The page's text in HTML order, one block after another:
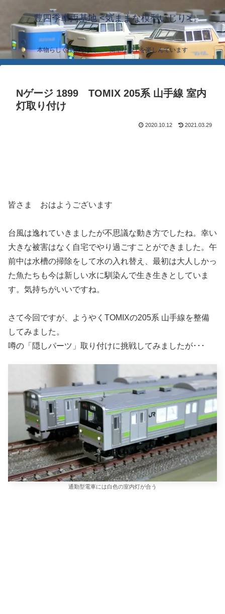
豊四季車両基地 <気ままな模型いじり>
本物らしく模型らしく… 簡単な加工を楽しんでいます
Nゲージ 1899 TOMIX 205系 山手線 室内
灯取り付け
2020.10.12 2021.03.29
皆さま おはようございます
台風は逸れていきましたが不思議な動き方でしたね。幸い
大きな被害はなく自宅でやり過ごすことができました。午
前中は水槽の掃除をして水の入れ替え、最初は大人しかっ
た魚たちも今は新しい水に馴染んで生き生きとしていま
す。気持ちがいいですね。
さて今回ですが、ようやくTOMIXの205系 山手線を整備
してみました。
噂の「隠しパーツ」取り付けに挑戦してみましたが･･･
通勤型電車には白色の室内灯が合う